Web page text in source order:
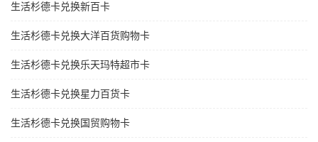
生活杉德卡兑换新百卡
生活杉德卡兑换大洋百货购物卡
生活杉德卡兑换乐天玛特超市卡
生活杉德卡兑换星力百货卡
生活杉德卡兑换国贸购物卡